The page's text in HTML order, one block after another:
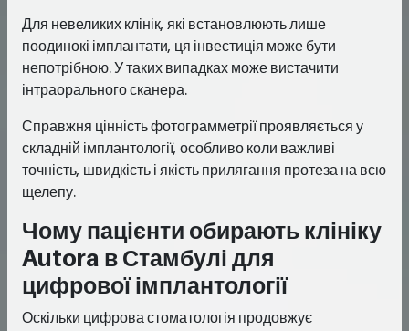
Для невеликих клінік, які встановлюють лише
поодинокі імплантати, ця інвестиція може бути
непотрібною. У таких випадках може вистачити
інтраорального сканера.
Справжня цінність фотограмметрії проявляється у
складній імплантології, особливо коли важливі
точність, швидкість і якість прилягання протеза на всю
щелепу.
Чому пацієнти обирають клініку
Autora в Стамбулі для
цифрової імплантології
Оскільки цифрова стоматологія продовжує